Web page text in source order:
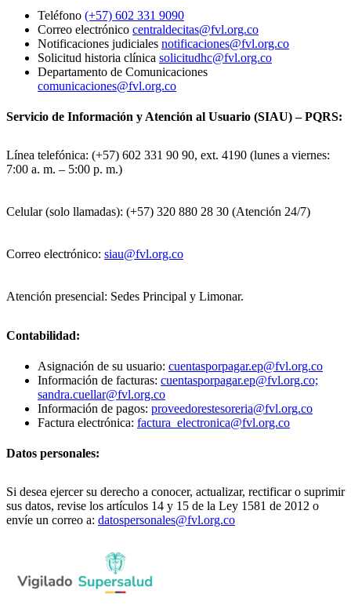
Teléfono (+57) 602 331 9090
Correo electrónico centraldecitas@fvl.org.co
Notificaciones judiciales notificaciones@fvl.org.co
Solicitud historia clínica solicitudhc@fvl.org.co
Departamento de Comunicaciones
comunicaciones@fvl.org.co
Servicio de Información y Atención al Usuario (SIAU) – PQRS:
Línea telefónica: (+57) 602 331 90 90, ext. 4190 (lunes a viernes:
7:00 a. m. – 5:00 p. m.)
Celular (solo llamadas): (+57) 320 880 28 30 (Atención 24/7)
Correo electrónico: siau@fvl.org.co
Atención presencial: Sedes Principal y Limonar.
Contabilidad:
Asignación de su usuario: cuentasporpagar.ep@fvl.org.co
Información de facturas: cuentasporpagar.ep@fvl.org.co;
sandra.cuellar@fvl.org.co
Información de pagos: proveedorestesoreria@fvl.org.co
Factura electrónica: factura_electronica@fvl.org.co
Datos personales:
Si desea ejercer su derecho a conocer, actualizar, rectificar o suprimir
sus datos, revise los artículos 14 y 15 de la Ley 1581 de 2012 o
envíe un correo a: datospersonales@fvl.org.co